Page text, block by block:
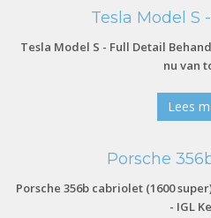
Tesla Model S
Tesla Model S - Full Detail
nu van
Lees
Porsche
Porsche 356b cabriolet (1600
- IGL